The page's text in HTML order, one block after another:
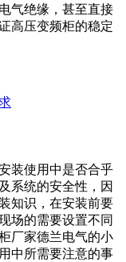
气绝缘，甚至直接
高压变频柜的稳定
装使用中是否合乎
系统的安全性，因
知识，在安装前要
场的需要设置不同
厂家德兰电气的小
中所需要注意的事